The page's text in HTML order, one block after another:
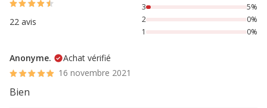
22 avis
3
5%
2
0%
1
0%
Anonyme.
Achat vérifié
16 novembre 2021
Bien